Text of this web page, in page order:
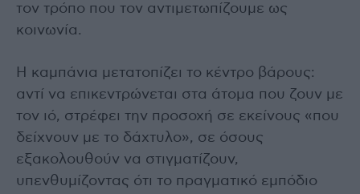
τον τρόπο που τον αντιμετωπίζουμε ως
κοινωνία.
Η καμπάνια μετατοπίζει το κέντρο βάρους:
αντί να επικεντρώνεται στα άτομα που ζουν με
τον ιό, στρέφει την προσοχή σε εκείνους «που
δείχνουν με το δάχτυλο», σε όσους
εξακολουθούν να στιγματίζουν,
υπενθυμίζοντας ότι το πραγματικό εμπόδιο